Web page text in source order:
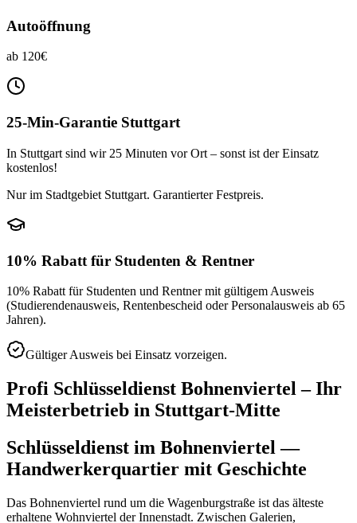
Autoöffnung
ab 120€
25-Min-Garantie Stuttgart
In Stuttgart sind wir 25 Minuten vor Ort – sonst ist der Einsatz
kostenlos!
Nur im Stadtgebiet Stuttgart. Garantierter Festpreis.
10% Rabatt für Studenten & Rentner
10% Rabatt für Studenten und Rentner mit gültigem Ausweis
(Studierendenausweis, Rentenbescheid oder Personalausweis ab 65
Jahren).
Gültiger Ausweis bei Einsatz vorzeigen.
Profi Schlüsseldienst Bohnenviertel – Ihr
Meisterbetrieb in Stuttgart-Mitte
Schlüsseldienst im Bohnenviertel —
Handwerkerquartier mit Geschichte
Das Bohnenviertel rund um die Wagenburgstraße ist das älteste
erhaltene Wohnviertel der Innenstadt. Zwischen Galerien,